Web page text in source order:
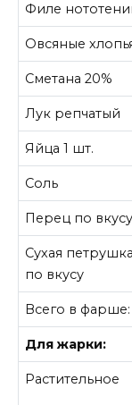
Филе
Овсяные
Сметана 20%
Лук репчатый
Яйца 1 шт.
Соль
Перец по вкусу
Сухая петрушка
по вкусу
Всего в фарше:
Для жарки:
Растительное